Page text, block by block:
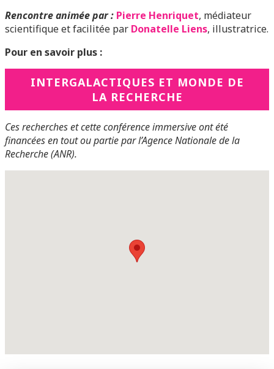
Rencontre animée par : Pierre Henriquet, médiateur
scientifique et facilitée par Donatelle Liens, illustratrice.
Pour en savoir plus :
INTERGALACTIQUES ET MONDE DE
LA RECHERCHE
Ces recherches et cette conférence immersive ont été
financées en tout ou partie par l’Agence Nationale de la
Recherche (ANR).